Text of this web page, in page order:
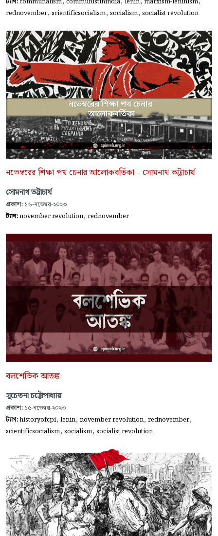
rednovember, scientificsocialism, socialism, socialist revolution
নভেম্বরের শিক্ষা পথ চেনার আলোকবর্তিকা - সোমনাথ ভট্টাচার্য
সোমনাথ ভট্টাচার্য
প্রকাশ: ১৬-নভেম্বর-২০২৩
ট্যাগ:november revolution, rednovember
বলশেভিক আতঙ্ক
সুচেতনা চট্টোপাধ্যায়
প্রকাশ: ১৫-নভেম্বর-২০২৩
ট্যাগ:historyofcpi, lenin, november revolution, rednovember,
scientificsocialism, socialism, socialist revolution